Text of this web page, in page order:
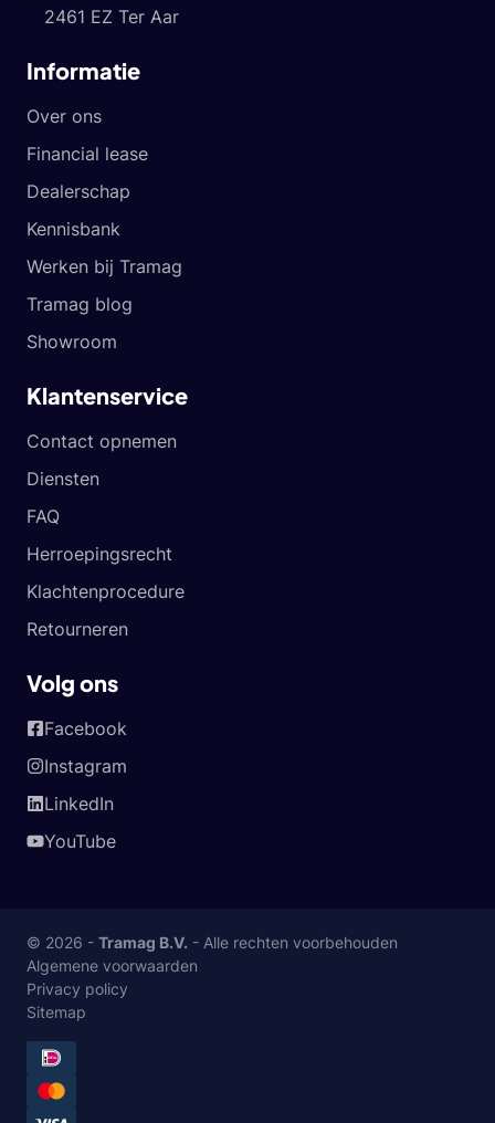
2461 EZ Ter Aar
Informatie
Over ons
Financial lease
Dealerschap
Kennisbank
Werken bij Tramag
Tramag blog
Showroom
Klantenservice
Contact opnemen
Diensten
FAQ
Herroepingsrecht
Klachtenprocedure
Retourneren
Volg ons
Facebook
Instagram
LinkedIn
YouTube
© 2026 - Tramag B.V. - Alle rechten voorbehouden
Algemene voorwaarden
Privacy policy
Sitemap